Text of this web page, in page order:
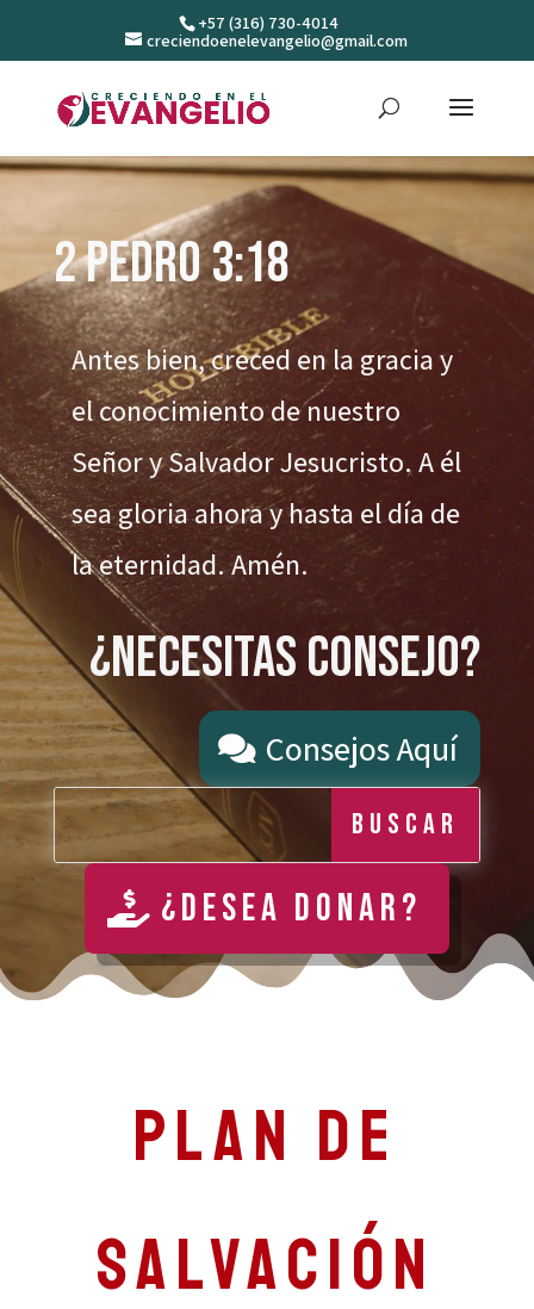
+57 (316) 730-4014
creciendoenelevangelio@gmail.com
Reproductor
2 Pedro 3:18
Antes bien, creced en la gracia y
el conocimiento de nuestro
Señor y Salvador Jesucristo. A él
sea gloria ahora y hasta el día de
la eternidad. Amén.
¿Necesitas Consejo?
Consejos Aquí
¿Desea Donar?
Plan de
Salvación